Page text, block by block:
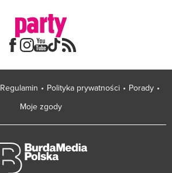
Regulamin Polityka prywatności
Porady
Moje zgody